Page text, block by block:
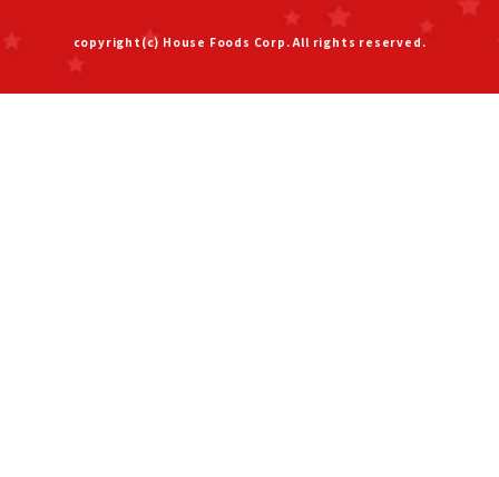
copyright(c) House Foods Corp. All rights reserved.